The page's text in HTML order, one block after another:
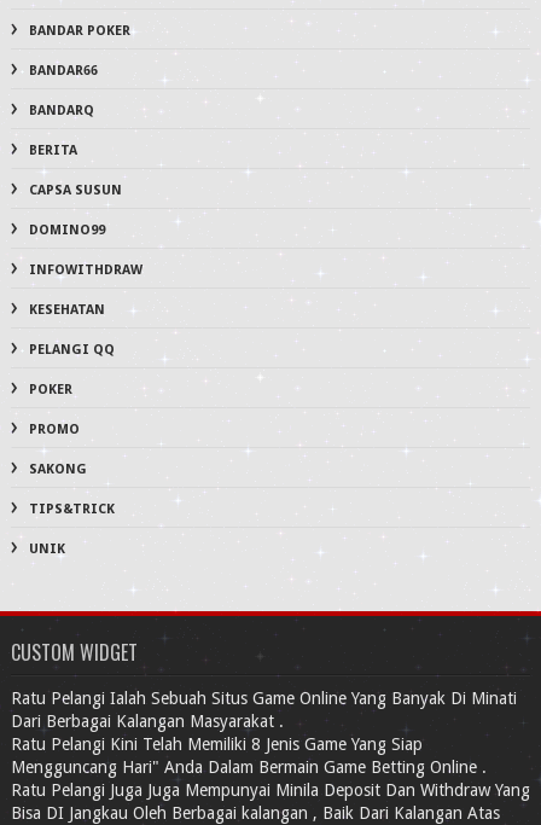
BANDAR POKER
BANDAR66
BANDARQ
BERITA
CAPSA SUSUN
DOMINO99
INFOWITHDRAW
KESEHATAN
PELANGI QQ
POKER
PROMO
SAKONG
TIPS&TRICK
UNIK
CUSTOM WIDGET
Ratu Pelangi Ialah Sebuah Situs Game Online Yang Banyak Di Minati
Dari Berbagai Kalangan Masyarakat .
Ratu Pelangi Kini Telah Memiliki 8 Jenis Game Yang Siap
Mengguncang Hari" Anda Dalam Bermain Game Betting Online .
Ratu Pelangi Juga Juga Mempunyai Minila Deposit Dan Withdraw Yang
Bisa DI Jangkau Oleh Berbagai kalangan , Baik Dari Kalangan Atas